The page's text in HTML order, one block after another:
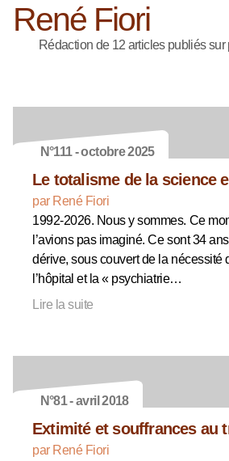
René Fiori
Rédaction de 12 articles publiés sur
N°111 - octobre 2025
Le totalisme de la science
par René Fiori
1992-2026. Nous y sommes. Ce
l’avions pas imaginé. Ce sont 34
dérive, sous couvert de la nécessité
l’hôpital et la « psychiatrie…
Lire la suite
N°81 - avril 2018
Extimité et souffrances au
par René Fiori